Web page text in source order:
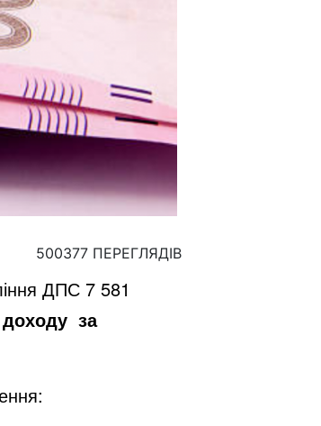
500377 ПЕРЕГЛЯДІВ
ДПС 7 581
доходу за